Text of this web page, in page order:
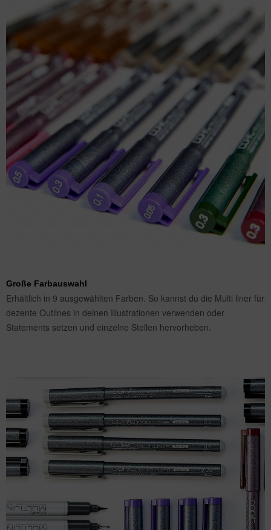
Große Farbauswahl
Erhältlich in 9 ausgewählten Farben. So kannst du die Multi liner für
dezente Outlines in deinen Illustrationen verwenden oder
Statements setzen und einzelne Stellen hervorheben.